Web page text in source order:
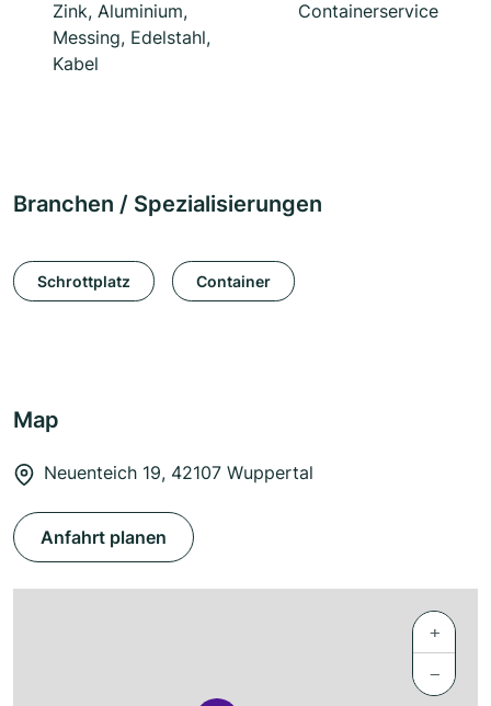
Zink, Aluminium,
Messing, Edelstahl,
Kabel
Containerservice
Branchen / Spezialisierungen
Schrottplatz Container
Map
Neuenteich 19, 42107 Wuppertal
Anfahrt planen
+
−